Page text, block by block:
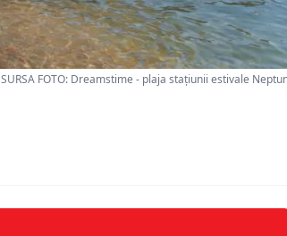
SURSA FOTO: Dreamstime - plaja stațiunii estivale